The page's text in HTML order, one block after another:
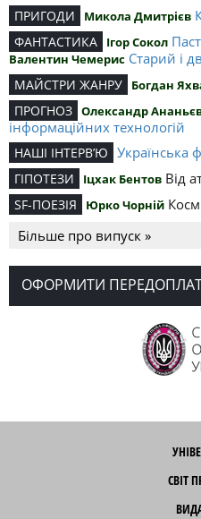
ПРИГОДИ Микола Дмитрієв
ФАНТАСТИКА Ігор Сокол
Валентин Чемерис Старий і
МАЙСТРИ ЖАНРУ Богдан
ПРОГНОЗ Олександр
інформаційних технологій
НАШІ ІНТЕРВ’Ю Українська
ГІПОТЕЗИ Іцхак Бентов Від
SF-ПОЕЗІЯ Юрко Чорній
Більше про випуск »
ОФОРМИТИ
СВІТ